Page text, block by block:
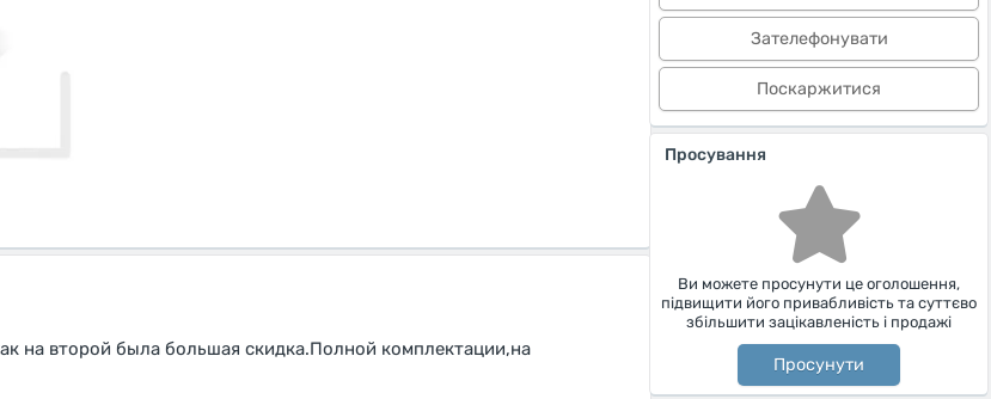
на второй была большая скидка.Полной комплектации,на
Зателефонувати
Поскаржитися
Просування
Ви можете просунути це оголошення,
підвищити його привабливість та суттєво
збільшити зацікавленість і продажі
Просунути